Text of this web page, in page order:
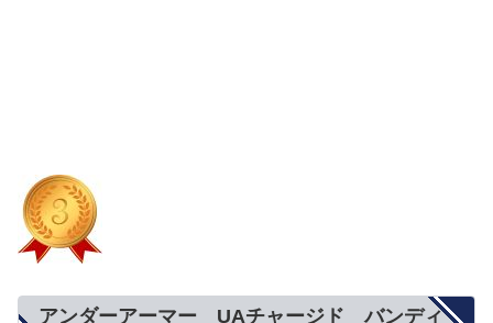
アンダーアーマー UAチャージド バンディ